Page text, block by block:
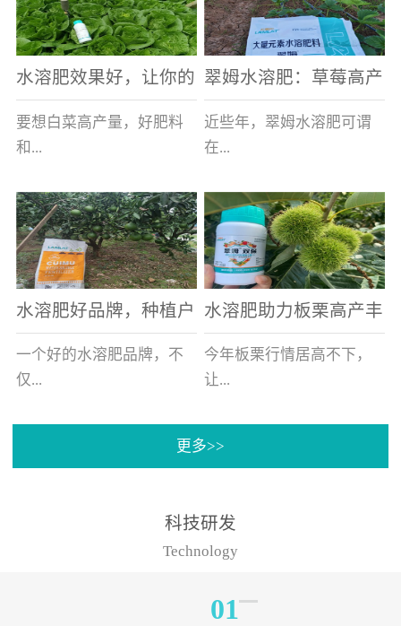
蔬菜产区，老棚数量占多
数，连年的重茬、土壤板
结等原因，导致土壤差，
作物根系...
时刻，从一大早接到收购
商的电话，就开始在草莓
大棚里忙碌。为什么窦大
哥家的草...
水溶肥效果好，让你的
白菜增产不是问题
要想白菜高产量，好肥料
和...
好的技术管理缺一不可，
相信广大白菜种植户们都
深有体会。今天就一起来
看看，什么样的水溶肥可
以让你的...
翠姆水溶肥：草莓高产
的好帮手
近些年，翠姆水溶肥可谓
在...
河北草莓区域话题不减，
不但在草莓上表现效果明
显，使用的种植户更是越
来越多。今天，借此机
会，一起来...
水溶肥好品牌，种植户
纷纷为“翠姆“点赞
一个好的水溶肥品牌，不
仅...
帮助作物增产增收，更要
实力。今天要讲的水溶肥
水溶肥助力板栗高产丰
产
今年板栗行情居高不下，
让...
许多板栗种植户都获得了
有位王大姐今年使用一款
非常火爆...
更多>>
科技研发
Technology
01